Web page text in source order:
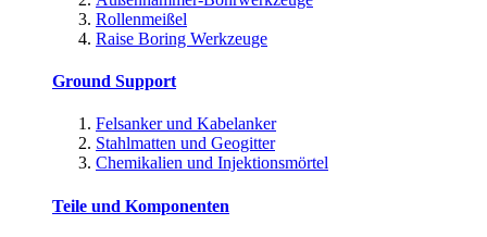
Rollenmeißel
Raise Boring Werkzeuge
Ground Support
Felsanker und Kabelanker
Stahlmatten und Geogitter
Chemikalien und Injektionsmörtel
Teile und Komponenten